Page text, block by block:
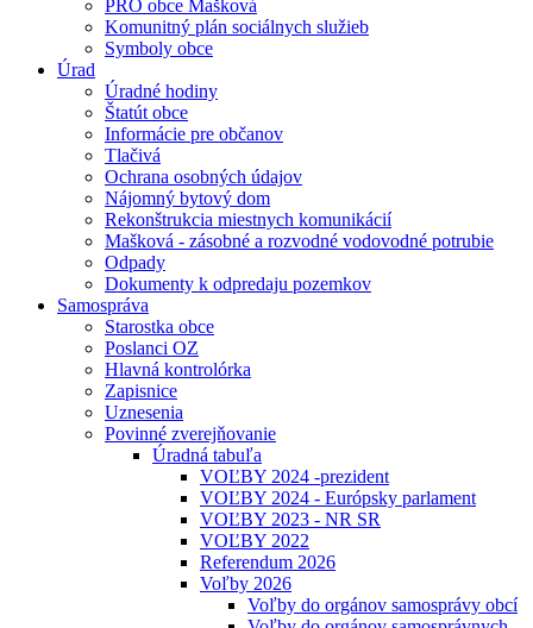
PRO obce Mašková
Komunitný plán sociálnych služieb
Symboly obce
Úrad
Úradné hodiny
Štatút obce
Informácie pre občanov
Tlačivá
Ochrana osobných údajov
Nájomný bytový dom
Rekonštrukcia miestnych komunikácií
Mašková - zásobné a rozvodné vodovodné potrubie
Odpady
Dokumenty k odpredaju pozemkov
Samospráva
Starostka obce
Poslanci OZ
Hlavná kontrolórka
Zapisnice
Uznesenia
Povinné zverejňovanie
Úradná tabuľa
VOĽBY 2024 -prezident
VOĽBY 2024 - Európsky parlament
VOĽBY 2023 - NR SR
VOĽBY 2022
Referendum 2026
Voľby 2026
Voľby do orgánov samosprávy obcí